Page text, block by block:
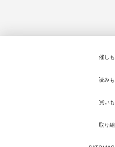
催し
読み
買い
取り